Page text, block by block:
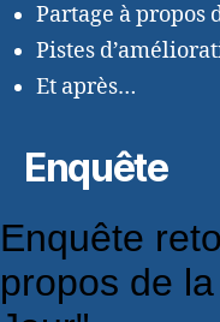
Partage à propos
Pistes
Et après…
Enquête